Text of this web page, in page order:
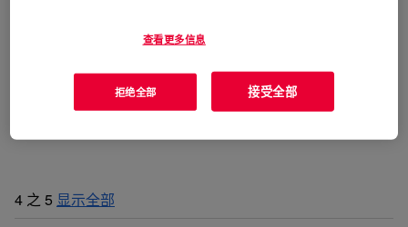
4 之 5 显示全部
查看更多信息
拒绝全部 接受全部